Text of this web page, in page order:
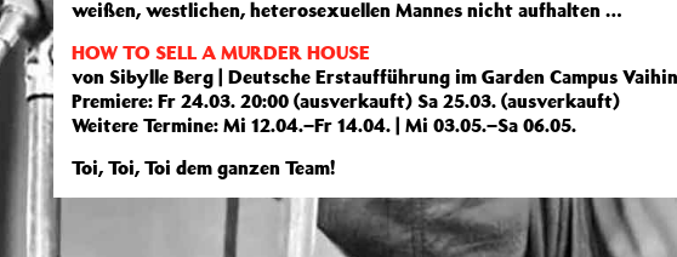
weißen, westlichen, heterosexuellen Mannes nicht aufhalten …
HOW TO SELL A MURDER HOUSE
von Sibylle Berg | Deutsche Erstaufführung im Garden Campus
Premiere: Fr 24.03. 20:00 (ausverkauft) Sa 25.03. (ausverkauft)
Weitere Termine: Mi 12.04.–Fr 14.04. | Mi 03.05.–Sa 06.05.
Toi, Toi, Toi dem ganzen Team!